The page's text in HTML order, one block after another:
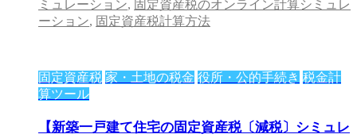
ミュレーション, 固定資産税のオンライン計算シミュレ
ーション, 固定資産税計算方法
固定資産税 家・土地の税金 役所・公的手続き 税金計
算ツール
【新築一戸建て住宅の固定資産税〔減税〕シミュレ